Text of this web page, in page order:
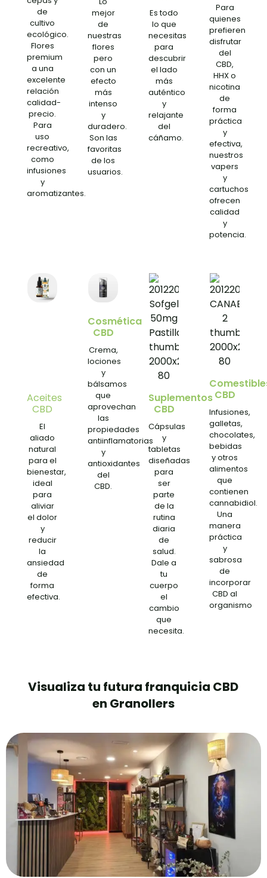
de
cultivo
ecológico.
Flores
premium
a una
excelente
relación
calidad-
precio.
Para
uso
recreativo,
como
infusiones
y
aromatizantes.
mejor
de
nuestras
flores
pero
con un
efecto
más
intenso
y
duradero.
Son las
favoritas
de los
usuarios.
Es todo
lo que
necesitas
para
descubrir
el lado
más
auténtico
y
relajante
del
cáñamo.
Para
quienes
prefieren
disfrutar
del
CBD,
HHX o
nicotina
de
forma
práctica
y
efectiva,
nuestros
vapers
y
cartuchos
ofrecen
calidad
y
potencia.
Aceites
CBD
El
aliado
natural
para el
bienestar,
ideal
para
aliviar
el dolor
y
reducir
la
ansiedad
de
forma
efectiva.
Cosmética
CBD
Crema,
lociones
y
bálsamos
que
aprovechan
las
propiedades
antiinflamatorias
y
antioxidantes
del
CBD.
Suplementos
CBD
Cápsulas
y
tabletas
diseñadas
para
ser
parte
de la
rutina
diaria
de
salud.
Dale a
tu
cuerpo
el
cambio
que
necesita.
CBD
Infusiones,
galletas,
chocolates,
bebidas
y otros
alimentos
que
contienen
cannabidiol.
Una
manera
práctica
y
sabrosa
de
incorporar
CBD al
organismo
Visualiza tu futura franquicia CBD
en Granollers